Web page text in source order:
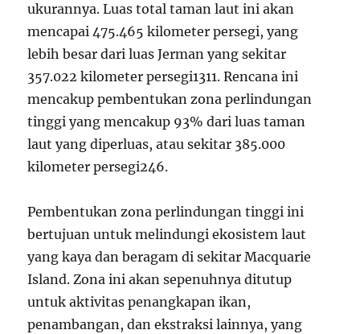
ukurannya. Luas total taman laut ini akan
mencapai 475.465 kilometer persegi, yang
lebih besar dari luas Jerman yang sekitar
357.022 kilometer persegi1311. Rencana ini
mencakup pembentukan zona perlindungan
tinggi yang mencakup 93% dari luas taman
laut yang diperluas, atau sekitar 385.000
kilometer persegi246.
Pembentukan zona perlindungan tinggi ini
bertujuan untuk melindungi ekosistem laut
yang kaya dan beragam di sekitar Macquarie
Island. Zona ini akan sepenuhnya ditutup
untuk aktivitas penangkapan ikan,
penambangan, dan ekstraksi lainnya, yang